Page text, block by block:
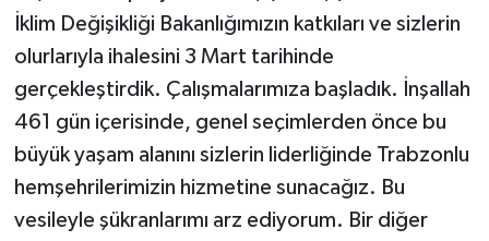
İklim Değişikliği Bakanlığımızın katkıları ve sizlerin
olurlarıyla ihalesini 3 Mart tarihinde
gerçekleştirdik. Çalışmalarımıza başladık. İnşallah
461 gün içerisinde, genel seçimlerden önce bu
büyük yaşam alanını sizlerin liderliğinde Trabzonlu
hemşehrilerimizin hizmetine sunacağız. Bu
vesileyle şükranlarımı arz ediyorum. Bir diğer